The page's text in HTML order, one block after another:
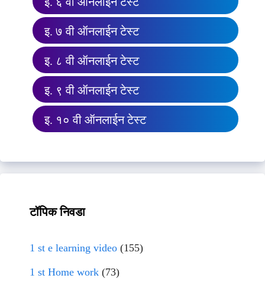
इ. ७ वी ऑनलाईन टेस्ट
इ. ८ वी ऑनलाईन टेस्ट
इ. ९ वी ऑनलाईन टेस्ट
इ. १० वी ऑनलाईन टेस्ट
टॉपिक निवडा
1 st e learning video (155)
1 st Home work (73)